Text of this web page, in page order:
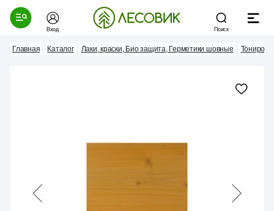
Вход Поиск
Главная Каталог Лаки, краски, Био защита, Герметики шовные